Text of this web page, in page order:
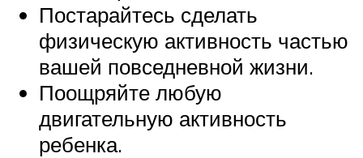
Постарайтесь сделать
физическую активность частью
вашей повседневной жизни.
Поощряйте любую
двигательную активность
ребенка.